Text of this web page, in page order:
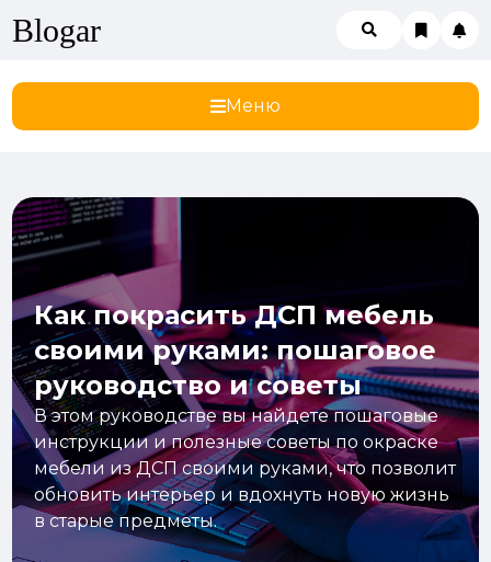
Blogar
Меню
Как покрасить ДСП мебель
своими руками: пошаговое
руководство и советы
В этом руководстве вы найдете пошаговые
инструкции и полезные советы по окраске
мебели из ДСП своими руками, что позволит
обновить интерьер и вдохнуть новую жизнь
в старые предметы.